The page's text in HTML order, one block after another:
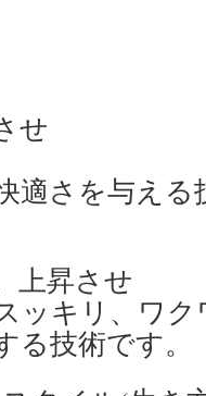
せ
適さを与え
上昇させ
ッキリ、ワク
技術です。